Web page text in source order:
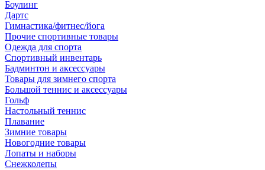
Боулинг
Дартс
Гимнастика/фитнес/йога
Прочие спортивные товары
Одежда для спорта
Спортивный инвентарь
Бадминтон и аксессуары
Товары для зимнего спорта
Большой теннис и аксессуары
Гольф
Настольный теннис
Плавание
Зимние товары
Новогодние товары
Лопаты и наборы
Снежколепы